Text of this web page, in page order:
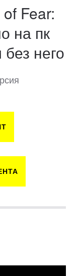
Fear:
на пк
него